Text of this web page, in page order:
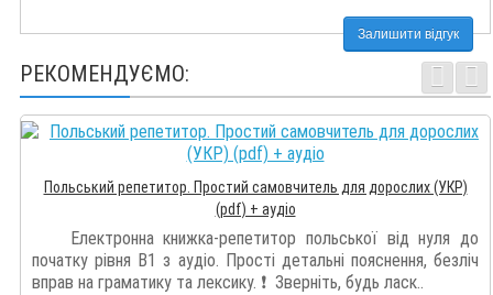
Залишити відгук
РЕКОМЕНДУЄМО:
Польський репетитор. Простий самовчитель для дорослих (УКР)
(pdf) + аудіо
Електронна книжка-репетитор польської від нуля до
початку рівня В1 з аудіо. Прості детальні пояснення, безліч
вправ на граматику та лексику. ❗️ Зверніть, будь ласк..